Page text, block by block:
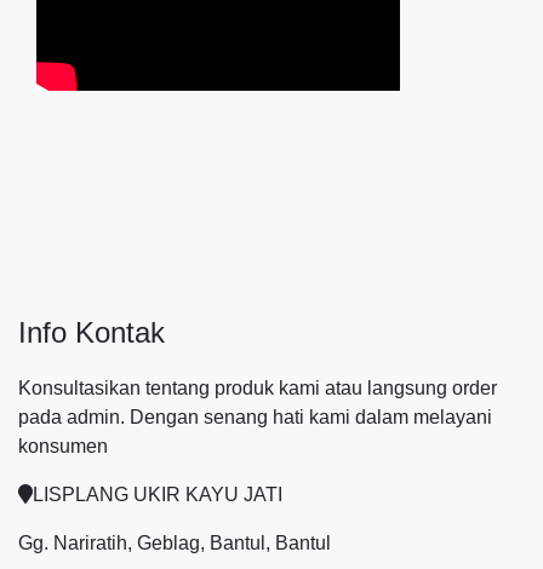
Info Kontak
Konsultasikan tentang produk kami atau langsung order
pada admin. Dengan senang hati kami dalam melayani
konsumen
LISPLANG UKIR KAYU JATI
Gg. Nariratih, Geblag, Bantul, Bantul